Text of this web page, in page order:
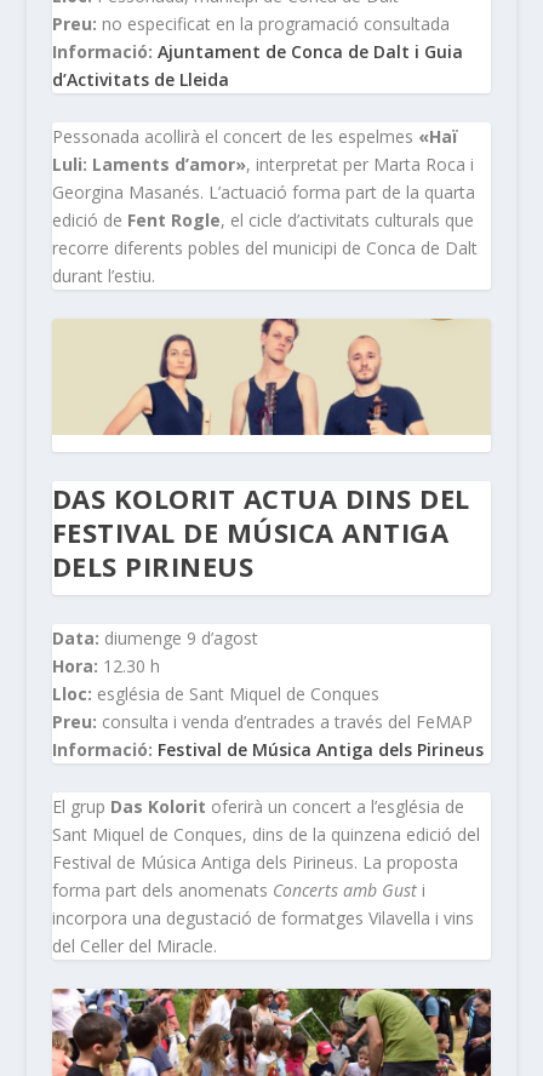
Preu: no especificat en la programació consultada
Informació: Ajuntament de Conca de Dalt i Guia
d’Activitats de Lleida
Pessonada acollirà el concert de les espelmes «Haï
Luli: Laments d’amor», interpretat per Marta Roca i
Georgina Masanés. L’actuació forma part de la quarta
edició de Fent Rogle, el cicle d’activitats culturals que
recorre diferents pobles del municipi de Conca de Dalt
durant l’estiu.
DAS KOLORIT ACTUA DINS DEL
FESTIVAL DE MÚSICA ANTIGA
DELS PIRINEUS
Data: diumenge 9 d’agost
Hora: 12.30 h
Lloc: església de Sant Miquel de Conques
Preu: consulta i venda d’entrades a través del FeMAP
Informació: Festival de Música Antiga dels Pirineus
El grup Das Kolorit oferirà un concert a l’església de
Sant Miquel de Conques, dins de la quinzena edició del
Festival de Música Antiga dels Pirineus. La proposta
forma part dels anomenats Concerts amb Gusti
incorpora una degustació de formatges Vilavella i vins
del Celler del Miracle.